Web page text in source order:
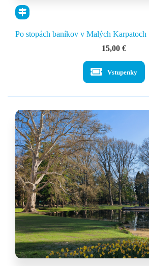
Po stopách baníkov v Malých Karpatoch
15,00 €
Vstupenky